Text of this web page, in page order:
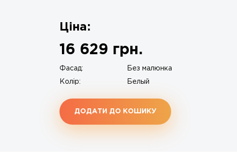
Ціна:
16 629 грн.
Фасад: Без малюнка
Колір: Белый
ДОДАТИ ДО КОШИКУ